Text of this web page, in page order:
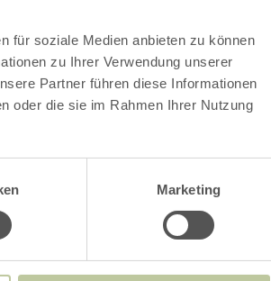
für soziale Medien anbieten zu können
zu Ihrer Verwendung unserer
Partner führen diese Informationen
oder die sie im Rahmen Ihrer Nutzung
Marketing
Eifel, zu
Kontaktformular